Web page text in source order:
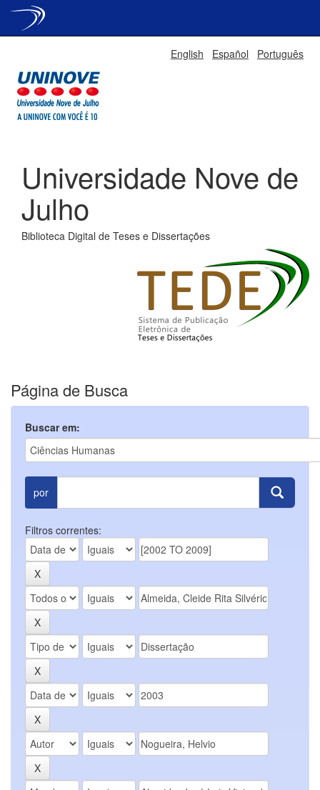
English Español Português
Universidade Nove de
Julho
Biblioteca Digital de Teses e Dissertações
Página de Busca
Buscar em:
por
Filtros correntes: